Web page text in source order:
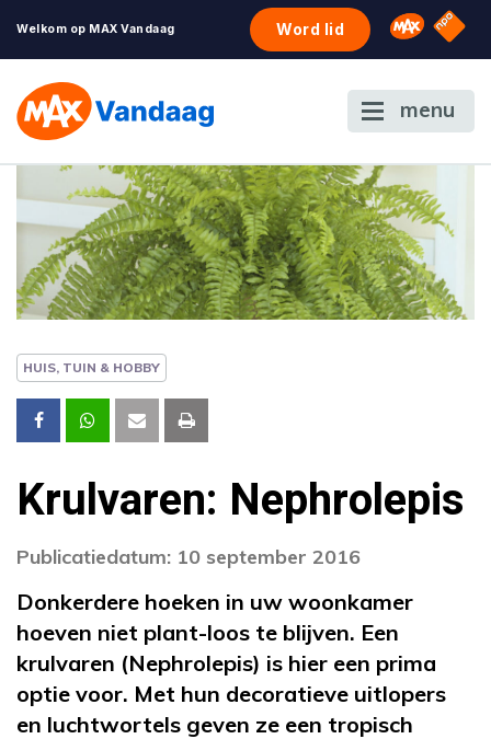
Welkom op MAX Vandaag Word lid Omroep
NPO
menu
HUIS, TUIN & HOBBY
Krulvaren: Nephrolepis
Publicatiedatum: 10 september 2016
Donkerdere hoeken in uw woonkamer
hoeven niet plant-loos te blijven. Een
krulvaren (Nephrolepis) is hier een prima
optie voor. Met hun decoratieve uitlopers
en luchtwortels geven ze een tropisch